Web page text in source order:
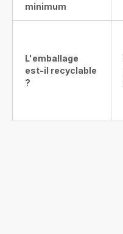
minimum
L'emballage
est-il recyclable
?